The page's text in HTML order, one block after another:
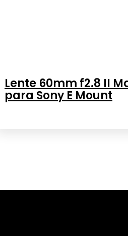
Lente 60mm f2.8 II
para Sony E Mount